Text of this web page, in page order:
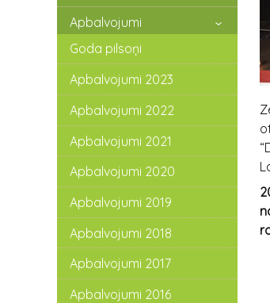
Apbalvojumi
Goda pilsoņi
Apbalvojumi 2023
Apbalvojumi 2022
Apbalvojumi 2021
Apbalvojumi 2020
Apbalvojumi 2019
Apbalvojumi 2018
Apbalvojumi 2017
Apbalvojumi 2016